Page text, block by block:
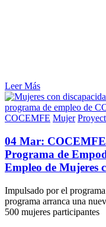
Leer Más
COCEMFE Mujer
04 Mar:
Programa de
Empleo de Mujeres
Impulsado por el
programa arranca una
500 mujeres participantes